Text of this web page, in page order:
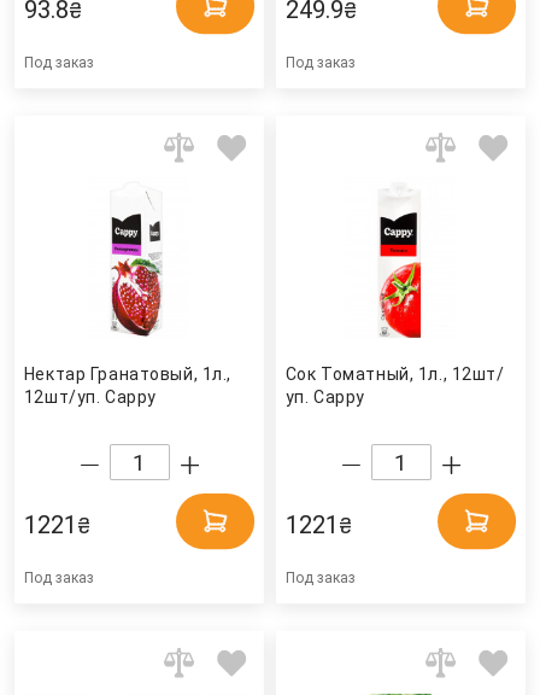
93.8₴
Под заказ
249.9₴
Под заказ
Нектар Гранатовый, 1л.,
12шт/уп. Cappy
1221 ₴
Под заказ
Сок Томатный, 1л., 12шт/
уп. Cappy
1221 ₴
Под заказ